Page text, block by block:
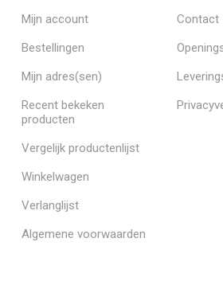
Mijn account
Bestellingen
Mijn adres(sen)
Recent bekeken
producten
Vergelijk productenlijst
Winkelwagen
Verlanglijst
Algemene voorwaarden
Contact